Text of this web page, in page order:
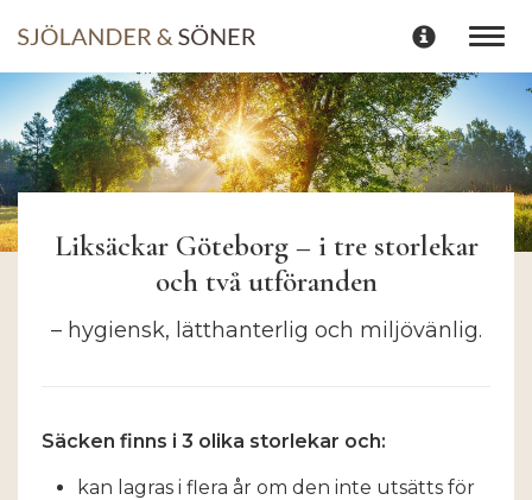
Liksäckar Göteborg – i tre storlekar
och två utföranden
– hygiensk, lätthanterlig och miljövänlig.
Säcken finns i 3 olika storlekar och:
kan lagras i flera år om den inte utsätts för